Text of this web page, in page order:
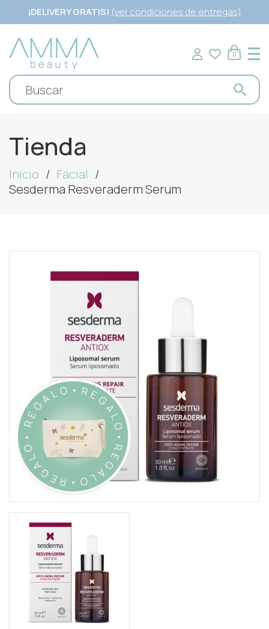
¡DELIVERY GRATIS! (ver condiciones de entregas)
0
Tienda
Inicio
Facial
Sesderma Resveraderm Serum